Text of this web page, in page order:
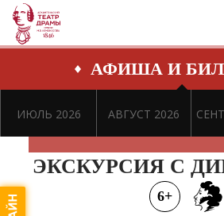
АФИША И
ИЮЛЬ 2026 АВГУСТ 2026
ЭКСКУРСИЯ С
6+